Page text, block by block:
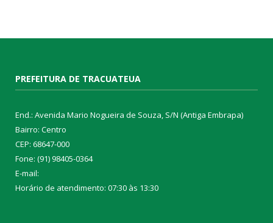
PREFEITURA DE TRACUATEUA
End.: Avenida Mario Nogueira de Souza, S/N (Antiga Embrapa)
Bairro: Centro
CEP: 68647-000
Fone: (91) 98405-0364
E-mail:
Horário de atendimento: 07:30 às 13:30